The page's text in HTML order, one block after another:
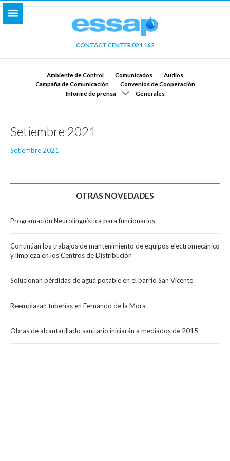
CONTACT CENTER 021 162
Ambiente de Control Comunicados
Audios
Campaña de Comunicación
Convenios de Cooperación
Informe de prensa
Generales
Setiembre 2021
Setiembre 2021
OTRAS NOVEDADES
Programación Neurolingüística para funcionarios
Continúan los trabajos de mantenimiento de equipos electromecánico
y limpieza en los Centros de Distribución
Solucionan pérdidas de agua potable en el barrio San Vicente
Reemplazan tuberías en Fernando de la Mora
Obras de alcantarillado sanitario iniciarán a mediados de 2015